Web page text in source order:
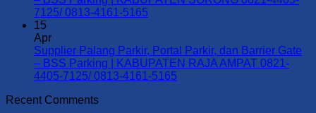
KOTA
4405-
7125/
0813-
Parking
|
KABUPATEN
dan
Barrier
7125/ 0813-4161-5165
Supplier
Palang
Parkir,
15
Apr
Supplier Palang Parkir, Portal Parkir, dan Barrier Gate
– BSS Parking | KABUPATEN RAJA AMPAT 0821-
4405-7125/ 0813-4161-5165
Recent Comments